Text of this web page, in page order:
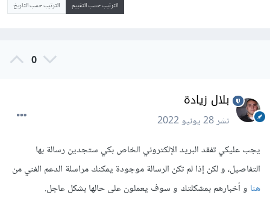
الترتيب حسب التقييم الترتيب حسب التاريخ
0
بلال زيادة
نشر28 يونيو 2022
يجب عليكي تفقد البريد الإلكتروني الخاص بكي ستجدين رسالة بها
التفاصيل، و لكن إذا لم تكن الرسالة موجودة يمكنك مراسلة الدعم الفني من
هناو أخبارهم بمشكلتك و سوف يعملون على حالها بشكل عاجل.